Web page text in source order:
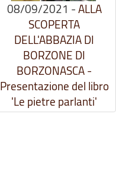
08/09/2021 -ALLA
SCOPERTA
DELL'ABBAZIA DI
BORZONE DI
BORZONASCA -
Presentazione del libro
'Le pietre parlanti'